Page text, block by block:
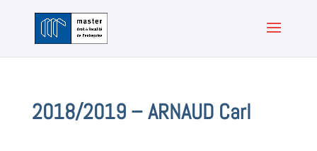
2018/2019 – ARNAUD Carl